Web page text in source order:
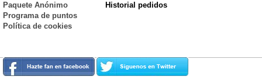
Paquete Anónimo
Programa de puntos
Política de cookies
Historial pedidos